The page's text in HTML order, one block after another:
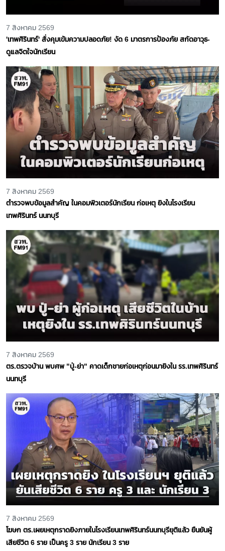
7 สิงหาคม 2569
'เทพศิรินทร์' สั่งคุมเข้มความปลอดภัย! งัด 6 มาตรการป้องภัย สกัดอาวุธ-
ดูแลจิตใจนักเรียน
7 สิงหาคม 2569
ตำรวจพบข้อมูลสำคัญ ในคอมพิวเตอร์นักเรียน ก่อเหตุ ยิงในโรงเรียน
เทพศิรินทร์ นนทบุรี
7 สิงหาคม 2569
ตร.ตรวจบ้าน พบศพ "ปู่-ย่า" คาดเด็กชายก่อเหตุก่อนมายิงใน รร.เทพศิรินทร์
นนทบุรี
7 สิงหาคม 2569
โฆษก ตร.เผยเหตุกราดยิงภายในโรงเรียนเทพศิรินทร์นนทบุรียุติแล้ว ยืนยันผู้
เสียชีวิต 6 ราย เป็นครู 3 ราย นักเรียน 3 ราย